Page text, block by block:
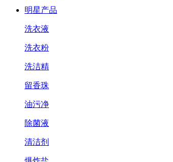
明星产品
洗衣液
洗衣粉
洗洁精
留香珠
油污净
除菌液
清洁剂